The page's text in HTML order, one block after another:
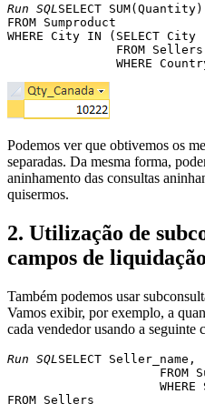
Run SQL SELECT
FROM Sumproduct
WHERE City IN (SELECT City
               FROM Sellers
Podemos ver que obtivemos os
separadas. Da mesma forma,
aninhamento das consultas
quisermos.
2. Utilização de
campos de liquidação
Também podemos usar
Vamos exibir, por exemplo, a
cada vendedor usando a seguinte
Run SQL SELECT Seller_name,
FROM